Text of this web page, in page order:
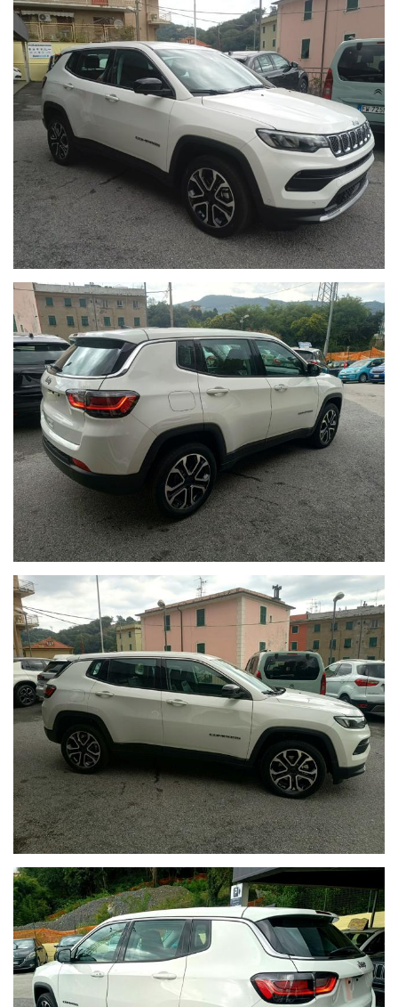
IGIENIZZIAMO, LAVIAMO E SANIFICHIAMO TUTTE LE AUTO
CON TRATTAMENTO CON OZONO, laviamo tutte le parti
plastiche con appositi prodotti a base di alcol.
Il nostro servizio cerca di soddisfare al massimo il cliente,
tenendo alti gli standard qualitativi per l'acquisto di un’auto
usata.
N.B: Qualora fossero presenti imprecisioni causate dalla non
uniformità dei dati pubblicati dai diversi portali, o dal nostro
sito internet, invitiamo a verificare le caratteristiche dello
specifico veicolo presso la nostra rete vendita .
Fedeli ai nostri valori di Onestà e Chiarezza controlliamo e
certifichiamo i km di ogni auto in vendita nel nostro
autosalone, con la possibilità di accesso a storici interventi
manutenzione e fatture ( nel caso fossero presenti )
.Evidenziamo il chilometraggio dell'auto nella fattura di
acquisto e per tutelare meglio il futuro cliente facciamo
indicare e sottoscrivere sull'atto di vendita al momento del
consegna dal precedente proprietario i chilometri .
I prezzi indicati sul nostro sito , possono variare a seconda
della campagna in essere di casa madre , in base ai requisiti
dei clienti
Tutto questo per dare ulteriore segno di trasparenza a tutti i
nostri clienti